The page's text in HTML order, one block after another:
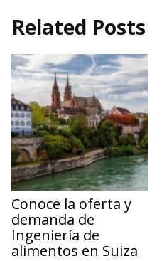
Related Posts
Conoce la oferta y
demanda de
Ingeniería de
alimentos en Suiza